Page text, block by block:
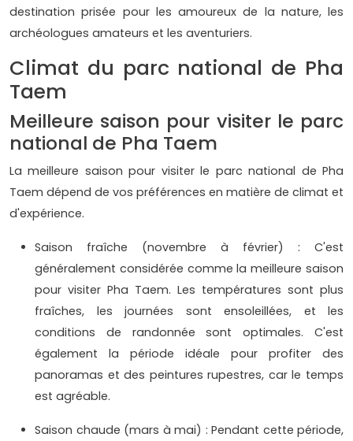
destination prisée pour les amoureux de la nature, les
archéologues amateurs et les aventuriers.
Climat du parc national de Pha
Taem
Meilleure saison pour visiter le parc
national de Pha Taem
La meilleure saison pour visiter le parc national de Pha
Taem dépend de vos préférences en matière de climat et
d'expérience.
Saison fraîche (novembre à février) : C'est
généralement considérée comme la meilleure saison
pour visiter Pha Taem. Les températures sont plus
fraîches, les journées sont ensoleillées, et les
conditions de randonnée sont optimales. C'est
également la période idéale pour profiter des
panoramas et des peintures rupestres, car le temps
est agréable.
Saison chaude (mars à mai) : Pendant cette période,